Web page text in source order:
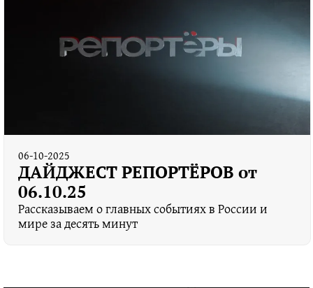
06-10-2025
ДАЙДЖЕСТ РЕПОРТЁРОВ от
06.10.25
Рассказываем о главных событиях в России и
мире за десять минут